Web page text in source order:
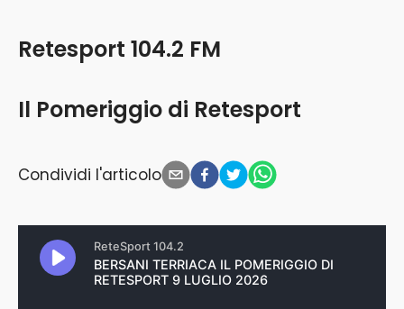
Il Pomeriggio di Retesport
Retesport 104.2 FM
Condividi l'articolo